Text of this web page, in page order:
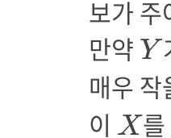
보가 주
만약 Y
Y
매우
이 X
X